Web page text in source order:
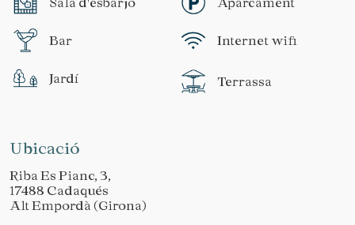
Bar Internet wifi
Jardí Terrassa
Ubicació
Riba Es Pianc, 3,
17488 Cadaqués
Alt Empordà (Girona)